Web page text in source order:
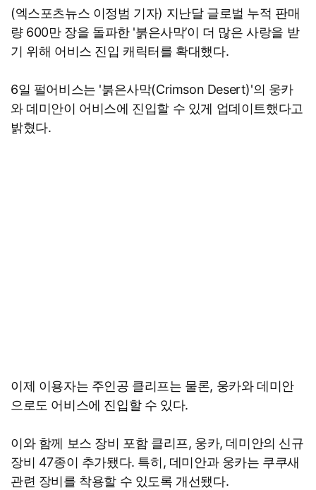
(엑스포츠뉴스 이정범 기자) 지난달 글로벌 누적 판매
량 600만 장을 돌파한 '붉은사막’이 더 많은 사랑을 받
기 위해 어비스 진입 캐릭터를 확대했다.
6일 펄어비스는 '붉은사막(Crimson Desert)'의 웅카
와 데미안이 어비스에 진입할 수 있게 업데이트했다고
밝혔다.
이제 이용자는 주인공 클리프는 물론, 웅카와 데미안
으로도 어비스에 진입할 수 있다.
이와 함께 보스 장비 포함 클리프, 웅카, 데미안의 신규
장비 47종이 추가됐다. 특히, 데미안과 웅카는 쿠쿠새
관련 장비를 착용할 수 있도록 개선됐다.